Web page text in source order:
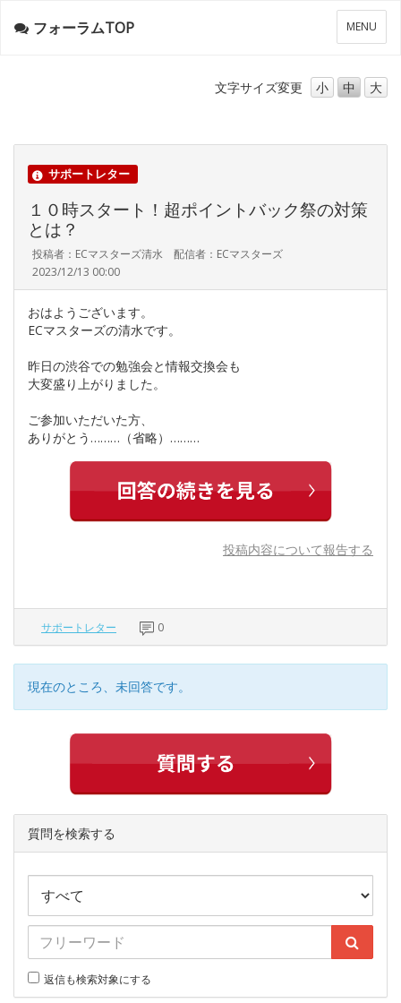
メ
ニ
ー
MENU
フォーラムTOP
文字サイズ変更 小 中 大
サポートレター
１０時スタート！超ポイントバック祭の対策
とは？
投稿者：ECマスターズ清水 配信者：ECマスターズ
2023/12/13 00:00
おはようございます。
ECマスターズの清水です。
昨日の渋谷での勉強会と情報交換会も
大変盛り上がりました。
ご参加いただいた方、
ありがとう………（省略）………
投稿内容について報告する
サポートレター 0
現在のところ、未回答です。
質問を検索する
返信も検索対象にする